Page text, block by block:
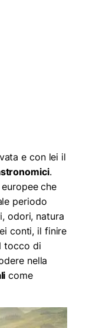
e con lei il
.
che
periodo
odori, natura
conti, il finire
tocco di
nella
come